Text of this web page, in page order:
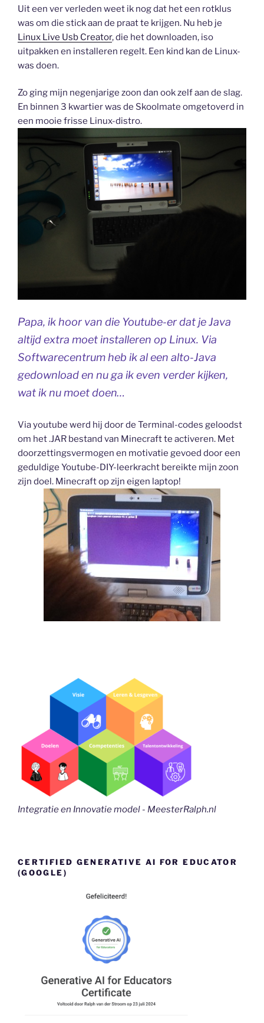
Uit een ver verleden weet ik nog dat het een rotklus
was om die stick aan de praat te krijgen. Nu heb je
Linux Live Usb Creator, die het downloaden, iso
uitpakken en installeren regelt. Een kind kan de Linux-
was doen.
Zo ging mijn negenjarige zoon dan ook zelf aan de slag.
En binnen 3 kwartier was de Skoolmate omgetoverd in
een mooie frisse Linux-distro.
Papa, ik hoor van die Youtube-er dat je Java
altijd extra moet installeren op Linux. Via
Softwarecentrum heb ik al een alto-Java
gedownload en nu ga ik even verder kijken,
wat ik nu moet doen…
Via youtube werd hij door de Terminal-codes geloodst
om het .JAR bestand van Minecraft te activeren. Met
doorzettingsvermogen en motivatie gevoed door een
geduldige Youtube-DIY-leerkracht bereikte mijn zoon
zijn doel. Minecraft op zijn eigen laptop!
Integratie en Innovatie model - MeesterRalph.nl
CERTIFIED GENERATIVE AI FOR EDUCATOR
(GOOGLE)